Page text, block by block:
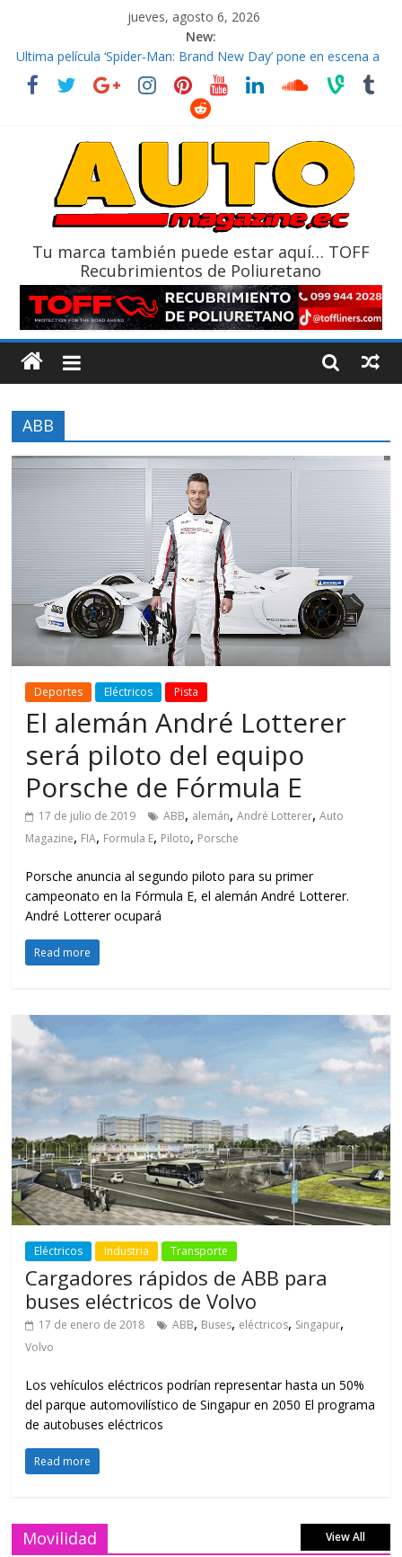
jueves, agosto 6, 2026
New:
El costo de tener un vehículo gana protagonismo a la hora de
decidir
Ultima película ‘Spider‑Man: Brand New Day’ pone en escena a
La Vuelta al Ecuador 2026, edición 47ª, recorre 7 provincias en 8
La FEDAK recibe 12 Sinotruk Bolden para cubrir las rutas de La
Tu marca también puede estar aquí… TOFF
Recubrimientos de Poliuretano
ABB
Deportes Eléctricos Pista
El alemán André Lotterer
será piloto del equipo
Porsche de Fórmula E
17 de julio de 2019 ABB, alemán,André Lotterer,Auto
Magazine, FIA, Formula E, Piloto, Porsche
Porsche anuncia al segundo piloto para su primer
campeonato en la Fórmula E, el alemán André Lotterer.
André Lotterer ocupará
Read more
Eléctricos Industria Transporte
Cargadores rápidos de ABB para
buses eléctricos de Volvo
17 de enero de 2018 ABB, Buses, eléctricos, Singapur,
Volvo
Los vehículos eléctricos podrían representar hasta un 50%
del parque automovilístico de Singapur en 2050 El programa
de autobuses eléctricos
Read more
Movilidad View All